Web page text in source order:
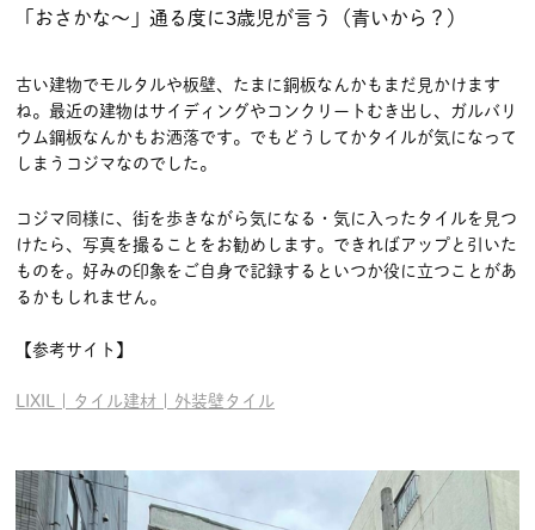
「おさかな～」通る度に3歳児が言う（青いから？）
古い建物でモルタルや板壁、たまに銅板なんかもまだ見かけます
ね。最近の建物はサイディングやコンクリートむき出し、ガルバリ
ウム鋼板なんかもお洒落です。でもどうしてかタイルが気になって
しまうコジマなのでした。
コジマ同様に、街を歩きながら気になる・気に入ったタイルを見つ
けたら、写真を撮ることをお勧めします。できればアップと引いた
ものを。好みの印象をご自身で記録するといつか役に立つことがあ
るかもしれません。
【参考サイト】
LIXIL | タイル建材 | 外装壁タイル